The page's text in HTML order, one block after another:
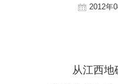
2012年
从江西地矿